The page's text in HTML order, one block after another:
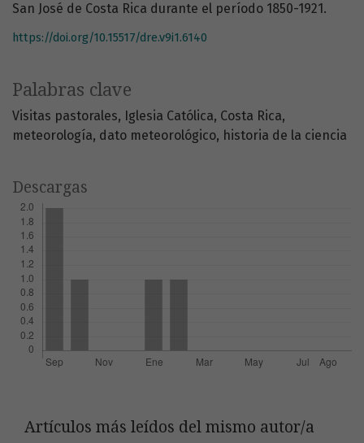
Palabras clave
Visitas pastorales Iglesia Católica Costa Rica
meteorología dato meteorológico historia de la ciencia
San José de Costa Rica durante el período 1850-1921.
https://doi.org/10.15517/dre.v9i1.6140
Descargas
Artículos más leídos del mismo autor/a